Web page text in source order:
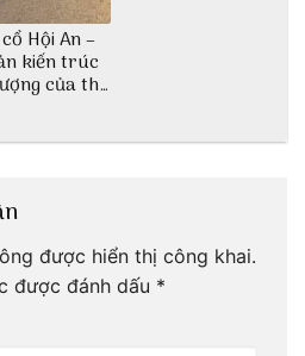
Hội An –
kiến trúc
của thế
được hiển thị công khai.
được đánh dấu *